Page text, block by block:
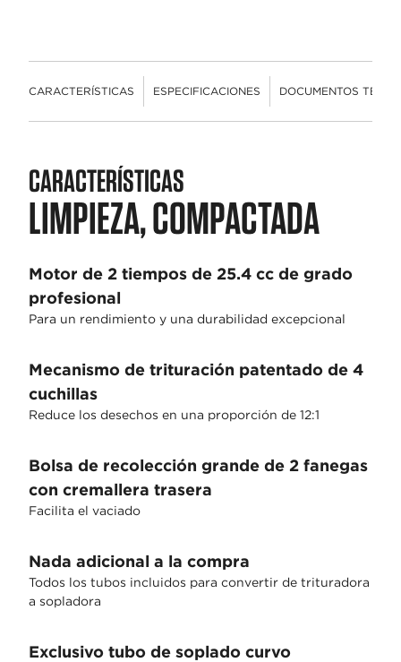
CARACTERÍSTICAS ESPECIFICACIONES DOCUMENTOS
CARACTERÍSTICAS
LIMPIEZA, COMPACTADA
Motor de 2 tiempos de 25.4 cc de grado
profesional
Para un rendimiento y una durabilidad excepcional
Mecanismo de trituración patentado de 4
cuchillas
Reduce los desechos en una proporción de 12:1
Bolsa de recolección grande de 2 fanegas
con cremallera trasera
Facilita el vaciado
Nada adicional a la compra
Todos los tubos incluidos para convertir de trituradora
a sopladora
Exclusivo tubo de soplado curvo